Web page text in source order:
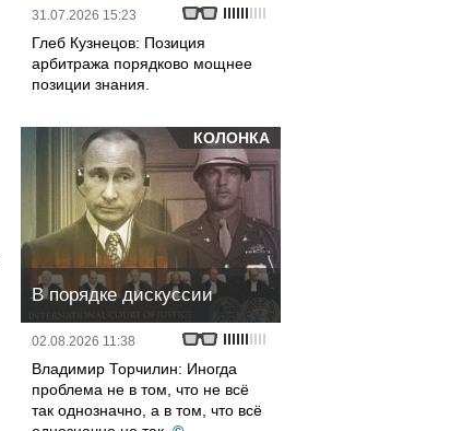
31.07.2026 15:23
Глеб Кузнецов: Позиция
арбитража порядково мощнее
позиции знания.
КОЛОНКА
В порядке дискуссии
02.08.2026 11:38
Владимир Торчилин: Иногда
проблема не в том, что не всё
так однозначно, а в том, что всё